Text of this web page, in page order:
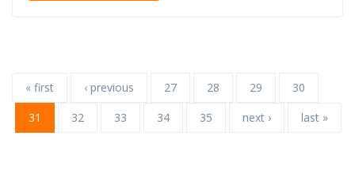
« first ‹ previous 27 28 29
30
31
32 33 34 35 next › last »